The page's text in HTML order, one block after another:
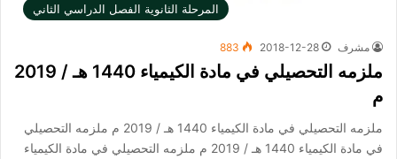
المرحلة الثانوية الفصل الدراسي الثاني
مشرف 2018-12-28
883
ملزمه التحصيلي في مادة الكيمياء 1440 هـ / 2019
م
ملزمه التحصيلي في مادة الكيمياء 1440 هـ / 2019 م ملزمه التحصيلي
في مادة الكيمياء 1440 هـ / 2019 م ملزمه التحصيلي في مادة الكيمياء